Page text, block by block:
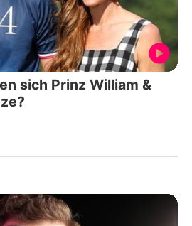
sich Prinz William &